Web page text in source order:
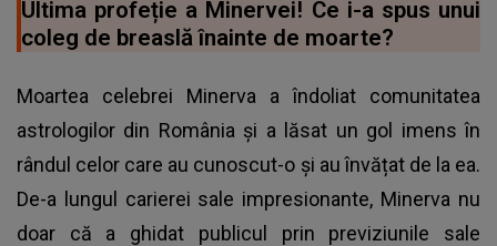
Ultima profeție a Minervei! Ce i-a spus unui
coleg de breaslă înainte de moarte?
Moartea celebrei Minerva a îndoliat comunitatea
astrologilor din România și a lăsat un gol imens în
rândul celor care au cunoscut-o și au învățat de la ea.
De-a lungul carierei sale impresionante, Minerva nu
doar că a ghidat publicul prin previziunile sale